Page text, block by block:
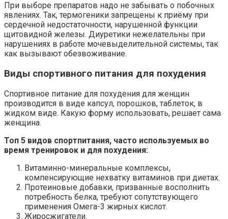
При выборе препаратов надо не забывать о побочных
явлениях. Так, термогеники запрещены к приёму при
сердечной недостаточности, нарушенной функции
щитовидной железы. Диуретики нежелательны при
нарушениях в работе мочевыделительной системы, так
как вызывают обезвоживание.
Виды спортивного питания для похудения
Спортивное питание для похудения для женщин
производится в виде капсул, порошков, таблеток, в
жидком виде. Какую форму использовать, решает сама
женщина.
Топ 5 видов спортпитания, часто используемых во
время тренировок и для похудения:
Витаминно-минеральные комплексы,
компенсирующие нехватку витаминов при диетах.
Протеиновые добавки, призванные восполнить
потребность белка, требуют сопутствующего
применения Омега-3 жирных кислот.
Жиросжигатели.